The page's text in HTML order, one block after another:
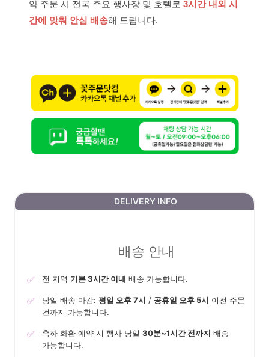
약 주문 시 전국 주요 행사장 및 호텔로 3시간 내외 시
간에 맞춰 안심 배송해 드립니다.
DELIVERY INFO
배송 안내
✅ 전 지역 기본 3시간 이내 배송 가능합니다.
✅ 당일 배송 마감: 평일 오후 7시 / 공휴일 오후 5시 이전 주문
건까지 가능합니다.
✅ 축하 화환 예약 시 행사 당일 30분~1시간 전까지 배송
가능합니다.